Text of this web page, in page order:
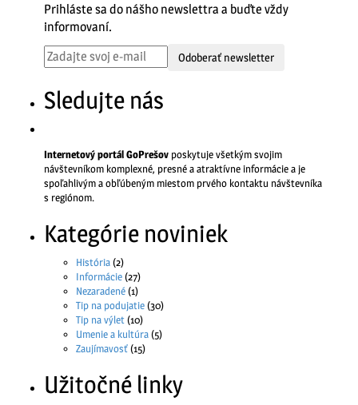
Prihláste sa do nášho newslettra a buďte vždy
informovaní.
Odoberať newsletter
Sledujte nás
Internetový portál GoPrešov poskytuje všetkým svojim
návštevníkom komplexné, presné a atraktívne informácie a je
spoľahlivým a obľúbeným miestom prvého kontaktu návštevníka
s regiónom.
Kategórie noviniek
História(2)
Informácie(27)
Nezaradené(1)
Tip na podujatie(30)
Tip na výlet(10)
Umenie a kultúra(5)
Zaujímavosť(15)
Užitočné linky